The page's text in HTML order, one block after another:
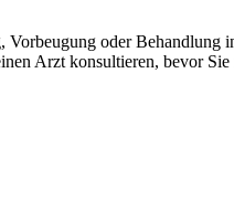
oder Behandlung
Arzt konsultieren, bevor